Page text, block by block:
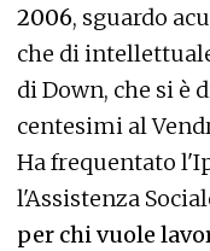
2006, sguardo
che di
di Down, che si è
centesimi al
Ha frequentato
l'Assistenza
per chi vuole